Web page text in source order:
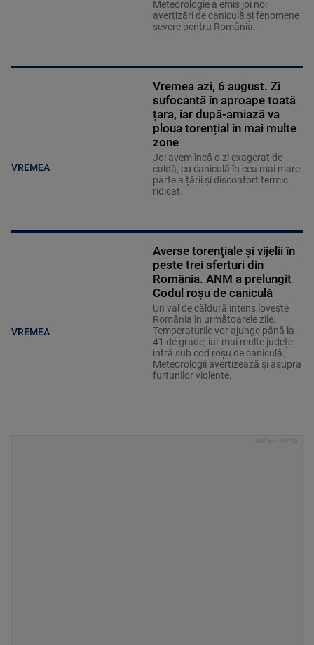
Meteorologie a emis joi noi
avertizări de caniculă și fenomene
severe pentru România.
VREMEA
Vremea azi, 6 august. Zi
sufocantă în aproape toată
țara, iar după-amiază va
ploua torențial în mai multe
zone
Joi avem încă o zi exagerat de
caldă, cu caniculă în cea mai mare
parte a țării și disconfort termic
ridicat.
VREMEA
Averse torenţiale şi vijelii în
peste trei sferturi din
România. ANM a prelungit
Codul roșu de caniculă
Un val de căldură intens lovește
România în următoarele zile.
Temperaturile vor ajunge până la
41 de grade, iar mai multe județe
intră sub cod roșu de caniculă.
Meteorologii avertizează și asupra
furtunilor violente.